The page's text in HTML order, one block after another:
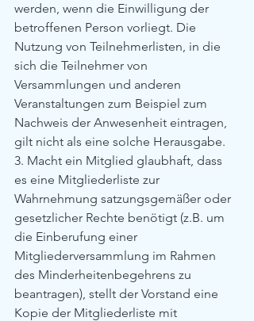
werden, wenn die Einwilligung der
betroffenen Person vorliegt. Die
Nutzung von Teilnehmerlisten, in die
sich die Teilnehmer von
Versammlungen und anderen
Veranstaltungen zum Beispiel zum
Nachweis der Anwesenheit eintragen,
gilt nicht als eine solche Herausgabe.
3. Macht ein Mitglied glaubhaft, dass
es eine Mitgliederliste zur
Wahrnehmung satzungsgemäßer oder
gesetzlicher Rechte benötigt (z.B. um
die Einberufung einer
Mitgliederversammlung im Rahmen
des Minderheitenbegehrens zu
beantragen), stellt der Vorstand eine
Kopie der Mitgliederliste mit